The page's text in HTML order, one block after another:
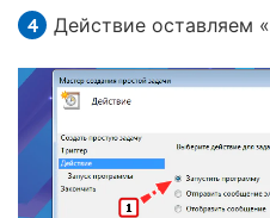
Действие оставляем «